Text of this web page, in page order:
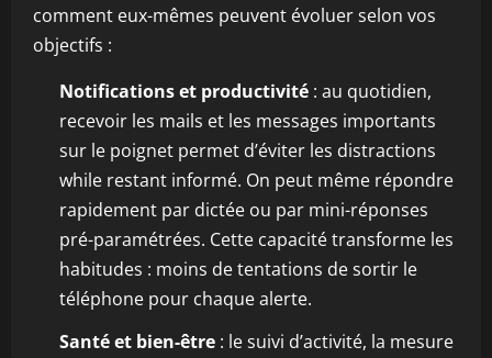
comment eux-mêmes peuvent évoluer selon vos
objectifs :
Notifications et productivité : au quotidien,
recevoir les mails et les messages importants
sur le poignet permet d’éviter les distractions
while restant informé. On peut même répondre
rapidement par dictée ou par mini-réponses
pré-paramétrées. Cette capacité transforme les
habitudes : moins de tentations de sortir le
téléphone pour chaque alerte.
Santé et bien-être : le suivi d’activité, la mesure